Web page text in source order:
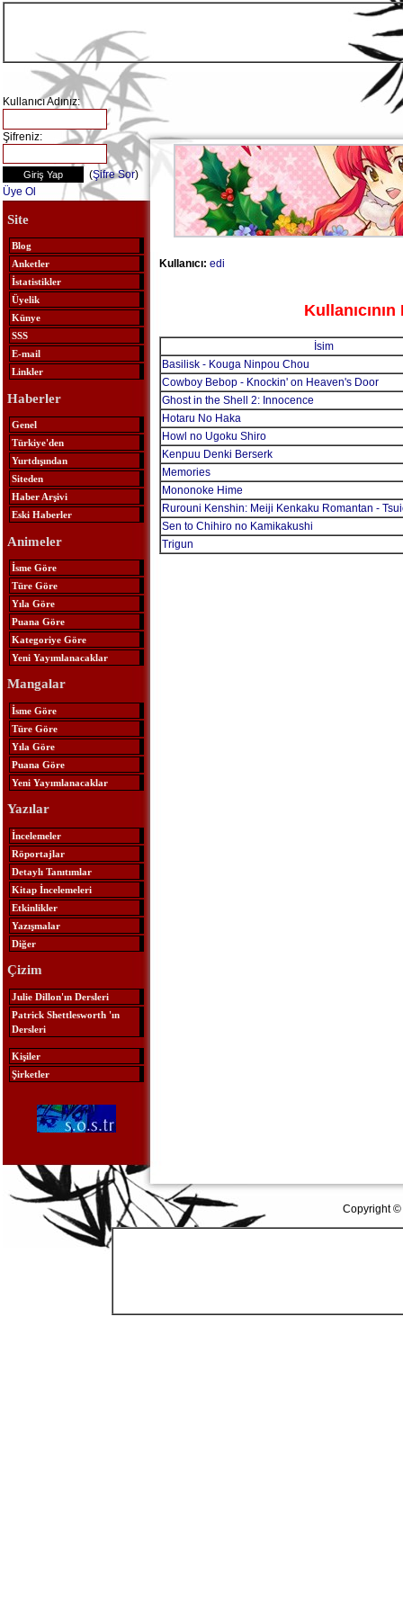
Kullanıcı Adınız:
Şifreniz:
(Şifre Sor)
Üye Ol
Site
Blog
Anketler
İstatistikler
Üyelik
Künye
SSS
E-mail
Linkler
Haberler
Genel
Türkiye'den
Yurtdışından
Siteden
Haber Arşivi
Eski Haberler
Animeler
İsme Göre
Türe Göre
Yıla Göre
Puana Göre
Kategoriye Göre
Yeni Yayımlanacaklar
Mangalar
İsme Göre
Türe Göre
Yıla Göre
Puana Göre
Yeni Yayımlanacaklar
Yazılar
İncelemeler
Röportajlar
Detaylı Tanıtımlar
Kitap İncelemeleri
Etkinlikler
Yazışmalar
Diğer
Çizim
Julie Dillon'ın Dersleri
Patrick Shettlesworth 'ın
Dersleri
Kişiler
Şirketler
Kullanıcı: edi
İsim
Basilisk - Kouga Ninpou Chou
Cowboy Bebop - Knockin' on Heaven's Door
Ghost in the Shell 2: Innocence
Hotaru No Haka
Howl no Ugoku Shiro
Kenpuu Denki Berserk
Memories
Mononoke Hime
Rurouni Kenshin: Meiji Kenkaku Romantan -
Sen to Chihiro no Kamikakushi
Trigun
Copyright ©